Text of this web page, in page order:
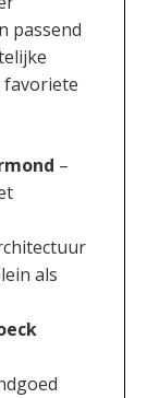
passend
favoriete
–
als